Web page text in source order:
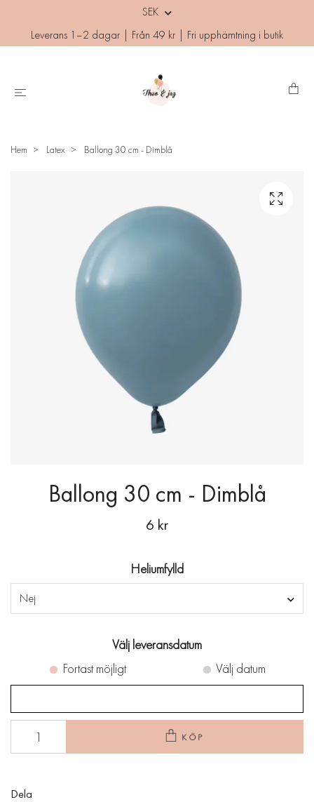
SEK
Leverans 1–2 dagar | Från 49 kr | Fri upphämtning i butik
Hem Latex Ballong 30 cm - Dimblå
Ballong 30 cm - Dimblå
6 kr
Heliumfylld
Nej
Välj leveransdatum
Fortast möjligt
Välj datum
KÖP
Dela